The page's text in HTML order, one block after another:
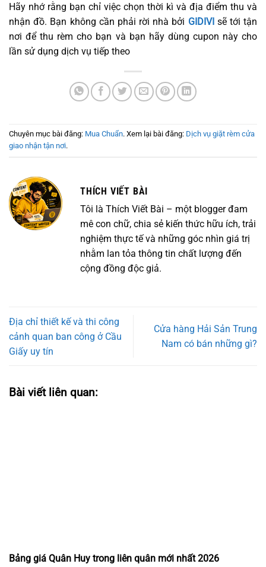
Hãy nhớ rằng bạn chỉ việc chọn thời kì và địa điểm thu và
nhận đồ. Bạn không cần phải rời nhà bởi GIDIVIsẽ tới tận
nơi để thu rèm cho bạn và bạn hãy dùng cupon này cho
lần sử dụng dịch vụ tiếp theo
Chuyên mục bài đăng: Mua Chuẩn. Xem lại bài đăng: Dịch vụ giặt rèm cửa
giao nhận tận nơi.
THÍCH VIẾT BÀI
Tôi là Thích Viết Bài – một blogger đam
mê con chữ, chia sẻ kiến thức hữu ích, trải
nghiệm thực tế và những góc nhìn giá trị
nhằm lan tỏa thông tin chất lượng đến
cộng đồng độc giả.
Địa chỉ thiết kế và thi công
cảnh quan ban công ở Cầu
Giấy uy tín
Cửa hàng Hải Sản Trung
Nam có bán những gì?
Bài viết liên quan:
Bảng giá Quân Huy trong liên quân mới nhất 2026